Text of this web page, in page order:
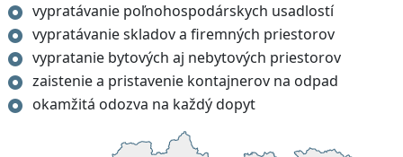
vypratávanie poľnohospodárskych usadlostí
vypratávanie skladov a firemných priestorov
vypratanie bytových aj nebytových priestorov
zaistenie a pristavenie kontajnerov na odpad
okamžitá odozva na každý dopyt